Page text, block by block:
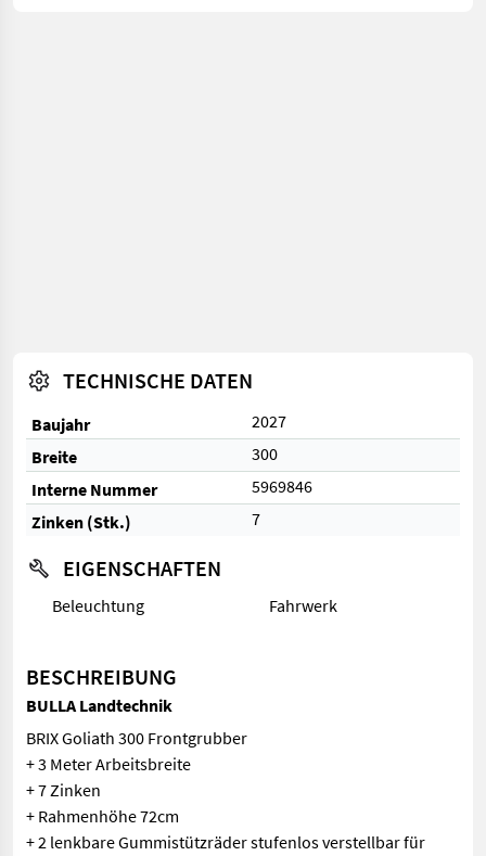
TECHNISCHE DATEN
Baujahr
2027
Breite
300
Interne Nummer
5969846
Zinken (Stk.)
7
EIGENSCHAFTEN
Beleuchtung Fahrwerk
BESCHREIBUNG
BULLA Landtechnik
BRIX Goliath 300 Frontgrubber
+ 3 Meter Arbeitsbreite
+ 7 Zinken
+ Rahmenhöhe 72cm
+ 2 lenkbare Gummistützräder stufenlos verstellbar für